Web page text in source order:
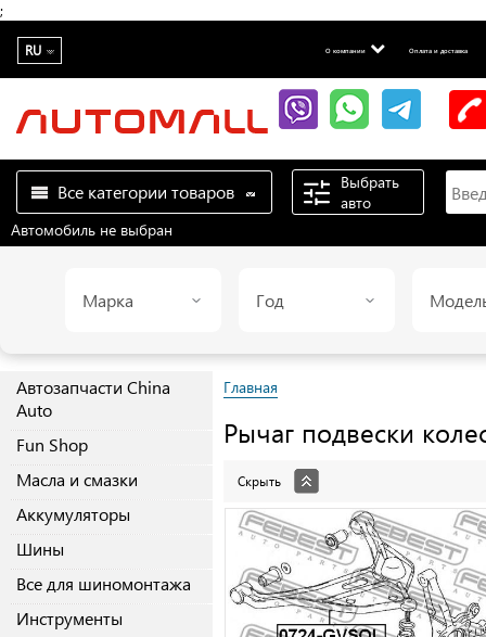
;
RU О компании Оплата и доставка
Все категории товаров
Выбрать
авто
Автомобиль не выбран
Марка Год
Автозапчасти China
Auto
Fun Shop
Масла и смазки
Аккумуляторы
Шины
Все для шиномонтажа
Инструменты
Главная
Рычаг подвески
Скрыть